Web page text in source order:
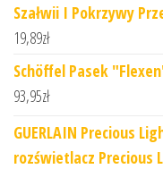
Szałwii I Pokrzywy
19,89zł
Schöffel Pasek
93,95zł
GUERLAIN Precious
rozświetlacz Precious